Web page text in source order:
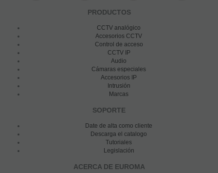
PRODUCTOS
CCTV analógico
Accesorios CCTV
Control de acceso
CCTV IP
Audio
Cámaras especiales
Accesorios IP
Intrusión
Marcas
SOPORTE
Date de alta como cliente
Descarga el catalogo
Tutoriales
Legislación
ACERCA DE EUROMA